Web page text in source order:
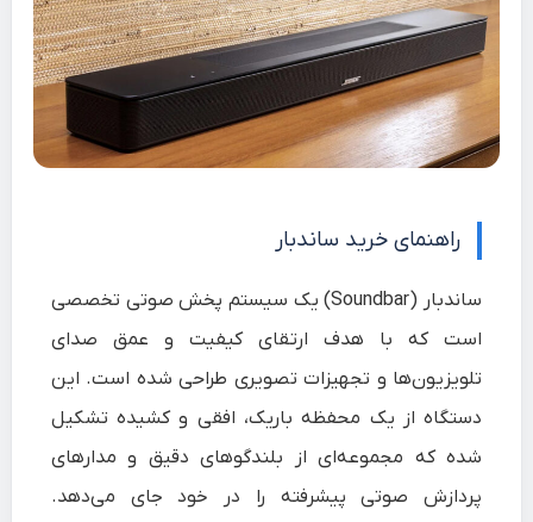
راهنمای خرید ساندبار
ساندبار (Soundbar) یک سیستم پخش صوتی تخصصی
است که با هدف ارتقای کیفیت و عمق صدای
تلویزیون‌ها و تجهیزات تصویری طراحی شده است. این
دستگاه از یک محفظه باریک، افقی و کشیده تشکیل
شده که مجموعه‌ای از بلندگوهای دقیق و مدارهای
پردازش صوتی پیشرفته را در خود جای می‌دهد.